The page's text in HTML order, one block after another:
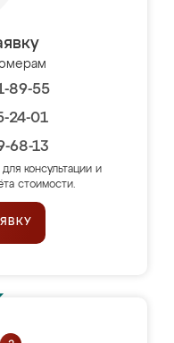
89-55
24-01
68-13
консультации и
стоимости.